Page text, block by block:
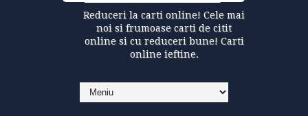
Reduceri la carti online! Cele mai
noi si frumoase carti de citit
online si cu reduceri bune! Carti
online ieftine.